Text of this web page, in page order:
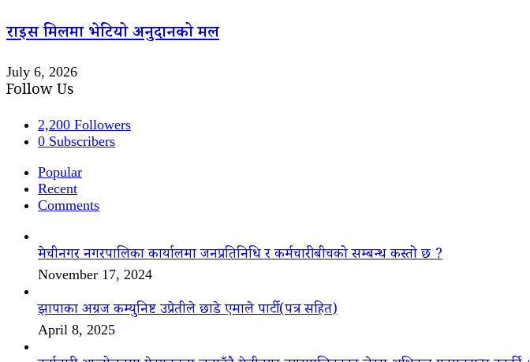
राइस मिलमा भेटियो अनुदानको मल
July 6, 2026
Follow Us
2,200 Followers
0 Subscribers
Popular
Recent
Comments
मेचीनगर नगरपालिका कार्यालमा जनप्रतिनिधि र कर्मचारीबीचको सम्बन्ध कस्तो छ ?
November 17, 2024
झापाका अग्रज कम्युनिष्ट उप्रेतीले छाडे एमाले पार्टी(पत्र सहित)
April 8, 2025